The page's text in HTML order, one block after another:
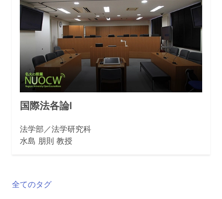
国際法各論Ⅰ
法学部／法学研究科
水島 朋則 教授
全てのタグ